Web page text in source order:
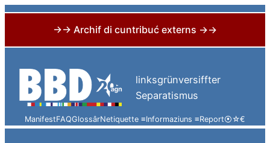
→→ Archif di cuntribuć externs →→
content
linksgrünversiffter
Separatismus
ManifestFAQGlossârNetiquette ≡Informaziuns ≡Report⦿☆€